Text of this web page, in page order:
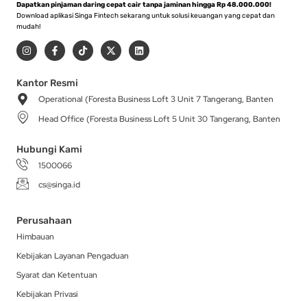
Dapatkan pinjaman daring cepat cair tanpa jaminan hingga Rp 48.000.000!
Download aplikasi Singa Fintech sekarang untuk solusi keuangan yang cepat dan
mudah!
I
n
s
a
g
r
a
m
F
a
c
b
o
-
T
i
k
X
-
t
t
r
L
i
n
i
Kantor Resmi
Operational (Foresta Business Loft 3 Unit 7 Tangerang, Banten
Head Office (Foresta Business Loft 5 Unit 30 Tangerang, Banten
Hubungi Kami
1500066
cs@singa.id
Perusahaan
Himbauan
Kebijakan Layanan Pengaduan
Syarat dan Ketentuan
Kebijakan Privasi